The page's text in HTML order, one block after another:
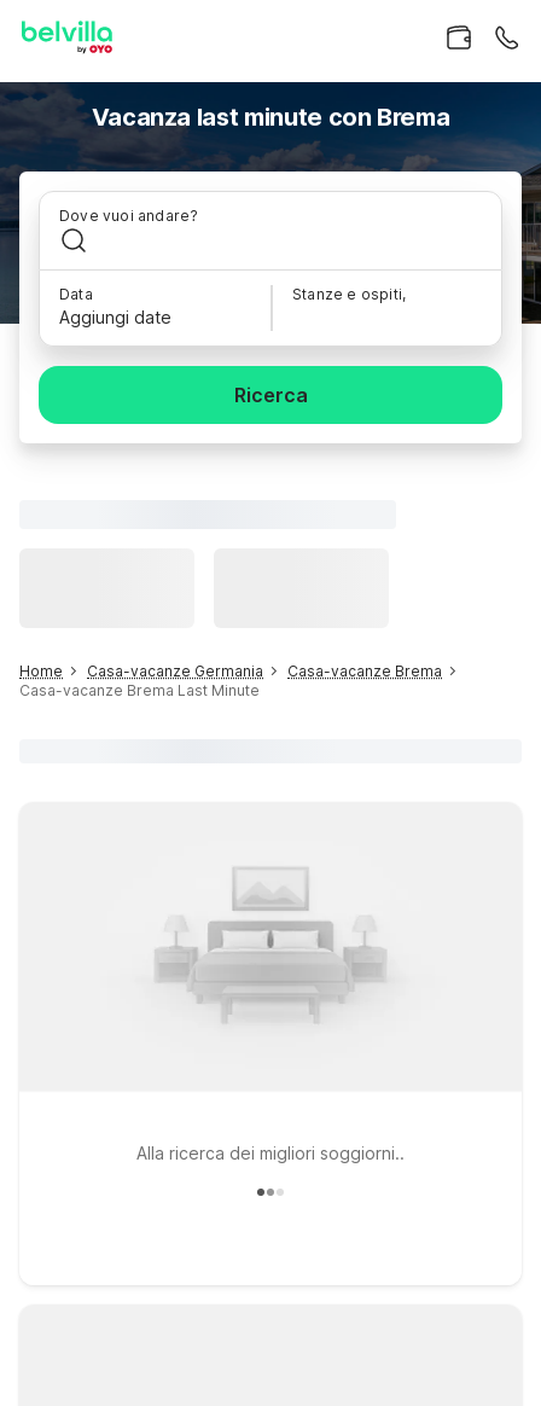
Vacanza last minute con Brema
Dove vuoi andare?
Data
Aggiungi date
Stanze e ospiti,
Ricerca
Home Casa-vacanze Germania
Casa-vacanze Brema
Casa-vacanze Brema Last Minute
Alla ricerca dei migliori soggiorni..